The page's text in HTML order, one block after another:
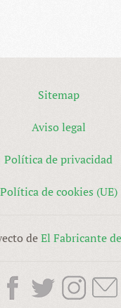
Sitemap
Aviso legal
Política de privacidad
Política de cookies (UE)
deEl Fabricante